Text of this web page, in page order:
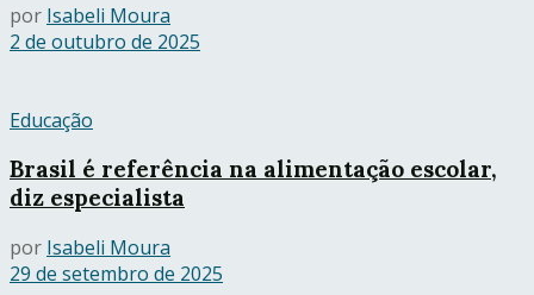
por Isabeli Moura
2 de outubro de 2025
Educação
Brasil é referência na alimentação escolar,
diz especialista
por Isabeli Moura
29 de setembro de 2025